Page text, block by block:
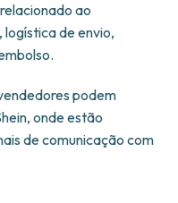
relacionado ao
de envio,
podem
onde estão
de comunicação com